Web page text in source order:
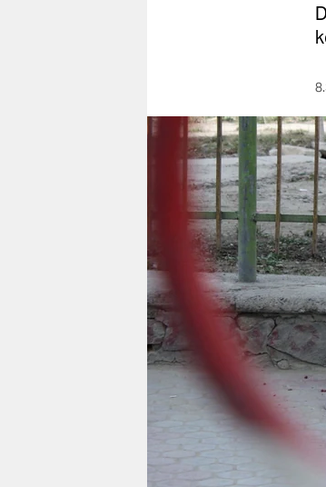
berlin
nord
wahrheit
verlag
verlag
veranstaltungen
shop
fragen & hilfe
unterstützen